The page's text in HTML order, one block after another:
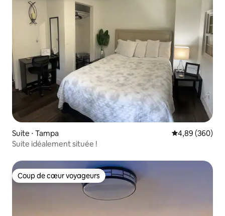
Suite ⋅ Tampa Évaluation
4,89 (360)
Suite idéalement située !
Coup de cœur voyageurs
Coup de cœur voyageurs